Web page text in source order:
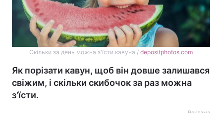
Скільки за день можна з'їсти кавуна / depositphotos.com
Як порізати кавун, щоб він довше залишався
свіжим, і скільки скибочок за раз можна
з'їсти.